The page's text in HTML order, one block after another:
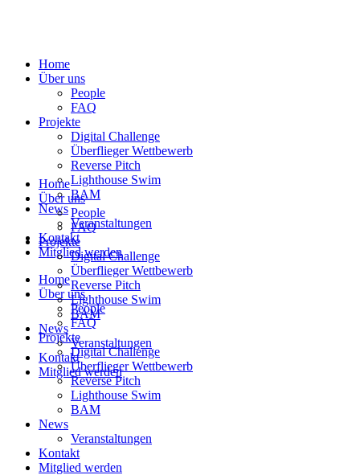
Home
Über uns
People
FAQ
Projekte
Digital Challenge
Überflieger Wettbewerb
Reverse Pitch
Lighthouse Swim
BAM
News
Veranstaltungen
Kontakt
Mitglied werden
Home
Über uns
People
FAQ
Projekte
Digital Challenge
Überflieger Wettbewerb
Reverse Pitch
Lighthouse Swim
BAM
News
Veranstaltungen
Kontakt
Mitglied werden
Home
Über uns
People
FAQ
Projekte
Digital Challenge
Überflieger Wettbewerb
Reverse Pitch
Lighthouse Swim
BAM
News
Veranstaltungen
Kontakt
Mitglied werden